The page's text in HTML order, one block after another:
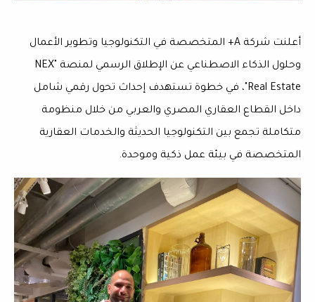
أعلنت شركة A+ المتخصصة في التكنولوجيا وتطوير الأعمال
وحلول الذكاء الاصطناعي عن الإطلاق الرسمي لمنصة "NEX
Real Estate"، في خطوة تستهدف إحداث تحول رقمي شامل
داخل القطاع العقاري المصري والعربي من خلال منظومة
متكاملة تجمع بين التكنولوجيا الحديثة والخدمات العقارية
المتخصصة في بيئة عمل ذكية وموحدة.